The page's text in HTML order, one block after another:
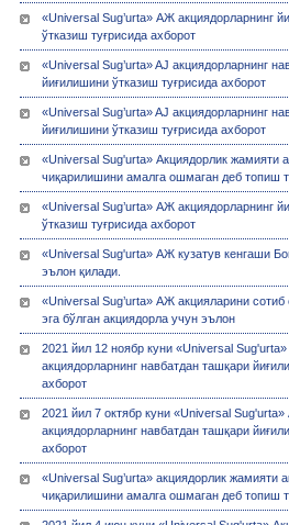
«Universal Sug’urta» АЖ акциядорларнинг
ўтказиш туғрисида ахборот
«Universal Sug’urta» AJ акциядорларнинг
йиғилишини ўтказиш туғрисида ахборот
«Universal Sug’urta» AJ акциядорларнинг
йиғилишини ўтказиш туғрисида ахборот
«Universal Sug'urta» Акциядорлик жамияти
чиқарилишини амалга ошмаган деб топиш
«Universal Sug’urta» АЖ акциядорларнинг
ўтказиш туғрисида ахборот
«Universal Sug'urta» АЖ кузатув кенгаши
эълон қилади.
«Universal Sug’urta» АЖ акцияларини
эга бўлган акциядорла учун эълон
2021 йил 12 ноябр куни «Universal
акциядорларнинг навбатдан ташқари
ахборот
2021 йил 7 октябр куни «Universal
акциядорларнинг навбатдан ташқари
ахборот
«Universal Sug’urta» акциядорлик жамияти
чиқарилишини амалга ошмаган деб топиш